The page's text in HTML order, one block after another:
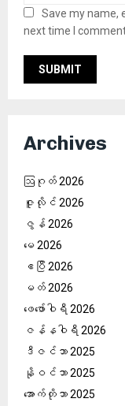
Save my name,
next time I
Archives
ဩဂုတ် 2026
ဇူလိုင် 2026
ဇွန် 2026
မေ 2026
ဧပြီ 2026
မတ် 2026
ဖေ‌ဖော်ဝါရီ 2026
ဇန်နဝါရီ 2026
ဒီဇင်ဘာ 2025
နိုဝင်ဘာ 2025
အောက်တိုဘာ 2025